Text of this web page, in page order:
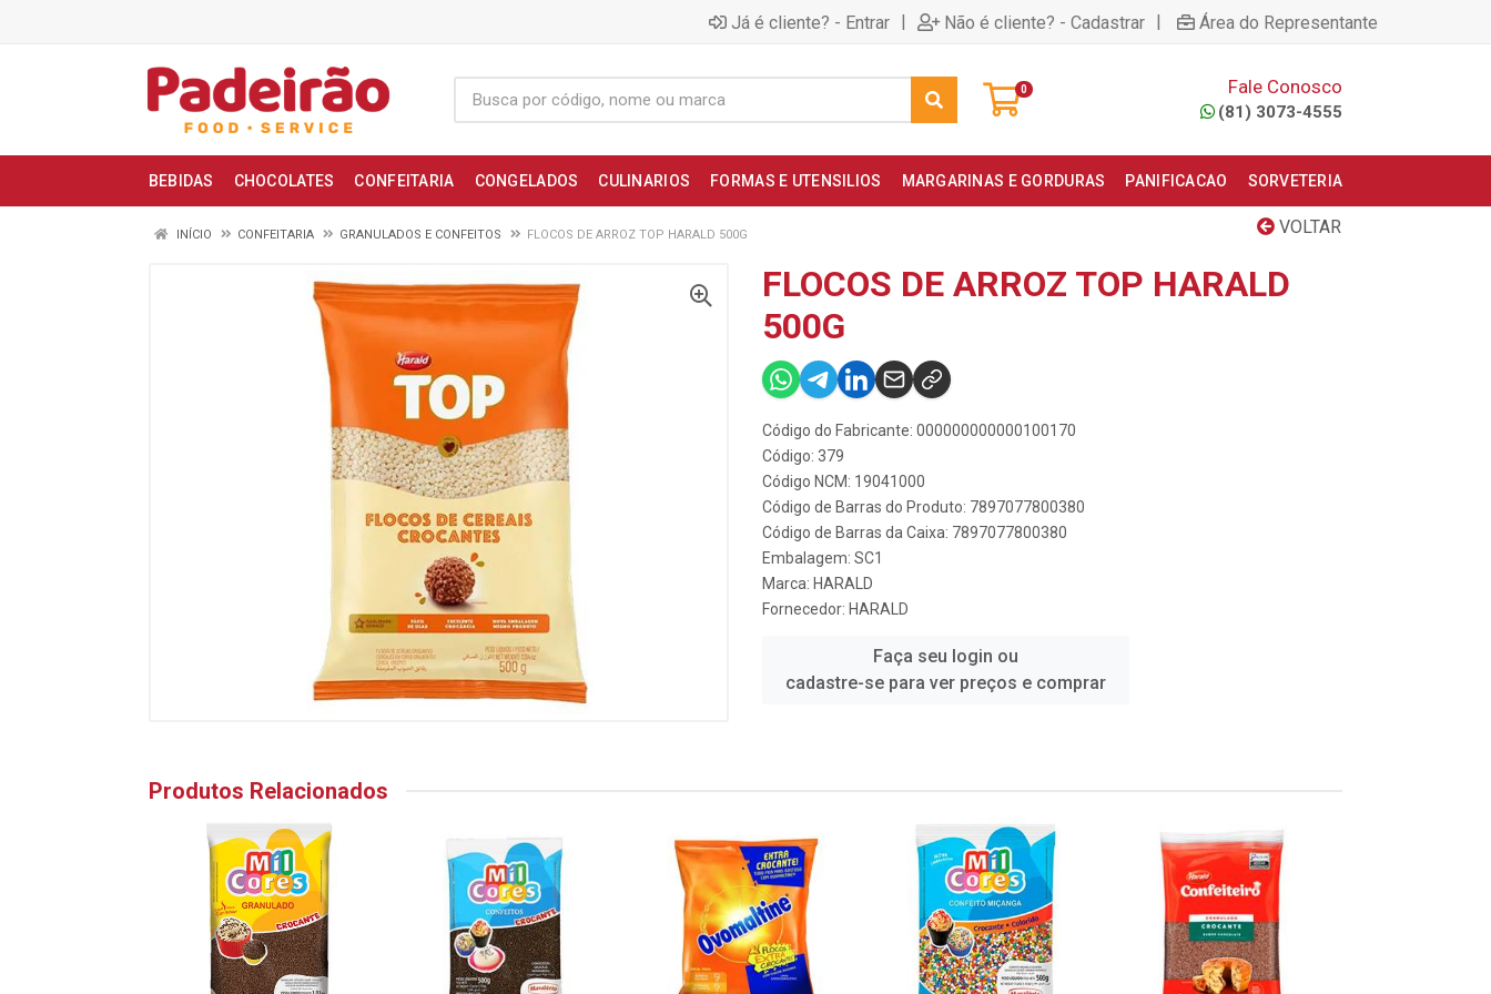
Já é cliente? - Entrar | Não é cliente? - Cadastrar | Área do Representante
0 Fale Conosco
(81) 3073-4555
BEBIDAS CHOCOLATES CONFEITARIA CONGELADOS CULINARIOS FORMAS E UTENSILIOS MARGARINAS E GORDURAS PANIFICACAO SORVETERIA
VOLTAR
INÍCIO CONFEITARIA GRANULADOS E CONFEITOS FLOCOS DE ARROZ TOP HARALD 500G
FLOCOS DE ARROZ TOP HARALD
500G
Código do Fabricante: 000000000000100170
Código: 379
Código NCM: 19041000
Código de Barras do Produto: 7897077800380
Código de Barras da Caixa: 7897077800380
Embalagem: SC1
Marca: HARALD
Fornecedor: HARALD
Faça seu login ou
cadastre-se para ver preços e comprar
Produtos Relacionados